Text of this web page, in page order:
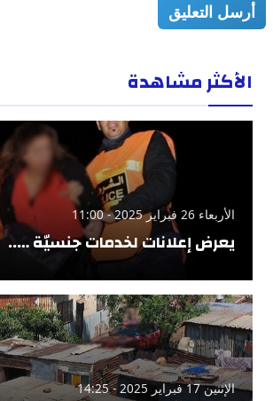
أرسل التعليق
الأكثر مشاهدة
الأربعاء 26 فبراير 2025 - 11:00
يعرض إعلانات لخدمات جنسيّة …..
الإثنين 17 فبراير 2025 - 14:25